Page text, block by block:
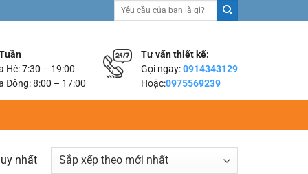
Tìm
Tư vấn thiết kế:
Gọi ngay:0914343129
Hoặc:0975569239
Hè: 7:30 – 19:00
Đông: 8:00 – 17:00
nhất